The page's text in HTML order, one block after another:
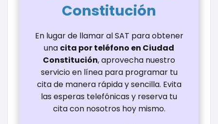
Constitución
En lugar de llamar al SAT para obtener
una cita por teléfono en Ciudad
Constitución, aprovecha nuestro
servicio en línea para programar tu
cita de manera rápida y sencilla. Evita
las esperas telefónicas y reserva tu
cita con nosotros hoy mismo.